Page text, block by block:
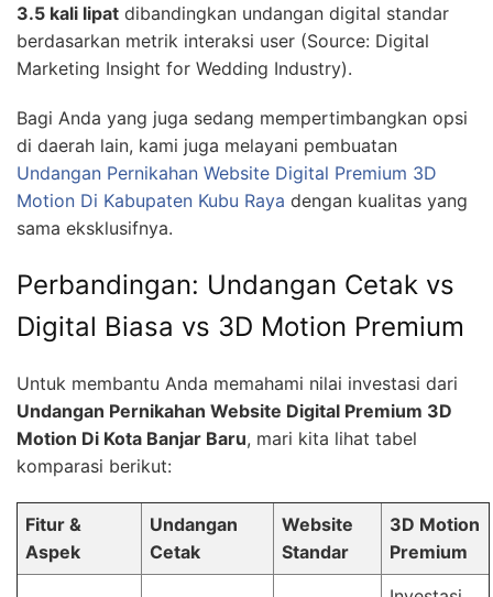
3.5 kali lipat dibandingkan undangan digital standar
berdasarkan metrik interaksi user (Source: Digital
Marketing Insight for Wedding Industry).
Bagi Anda yang juga sedang mempertimbangkan opsi
di daerah lain, kami juga melayani pembuatan
Undangan Pernikahan Website Digital Premium 3D
Motion Di Kabupaten Kubu Raya dengan kualitas yang
sama eksklusifnya.
Perbandingan: Undangan Cetak vs
Digital Biasa vs 3D Motion Premium
Untuk membantu Anda memahami nilai investasi dari
Undangan Pernikahan Website Digital Premium 3D
Motion Di Kota Banjar Baru, mari kita lihat tabel
komparasi berikut:
Fitur &
Aspek
Undangan
Cetak
Website
Standar
3D Motion
Premium